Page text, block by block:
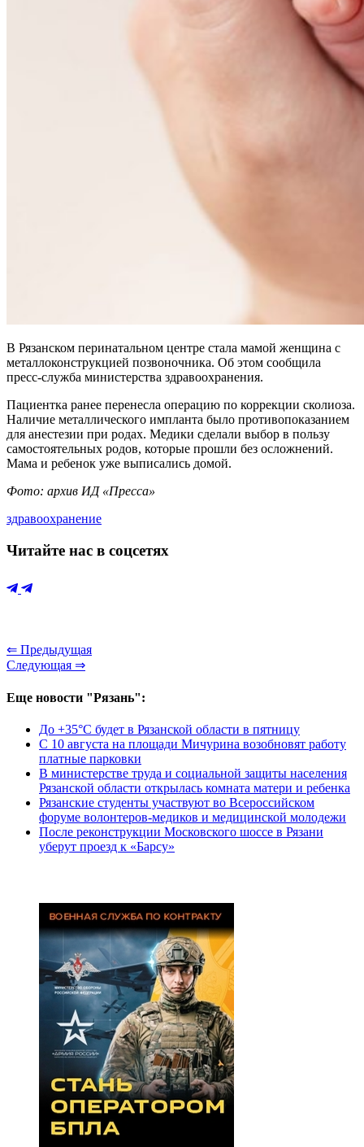
В Рязанском перинатальном центре стала мамой женщина с
металлоконструкцией позвоночника. Об этом сообщила
пресс-служба министерства здравоохранения.
Пациентка ранее перенесла операцию по коррекции сколиоза.
Наличие металлического импланта было противопоказанием
для анестезии при родах. Медики сделали выбор в пользу
самостоятельных родов, которые прошли без осложнений.
Мама и ребенок уже выписались домой.
Фото: архив ИД «Пресса»
здравоохранение
Читайте нас в соцсетях
⇐ Предыдущая
Следующая ⇒
Еще новости "Рязань":
До +35°С будет в Рязанской области в пятницу
С 10 августа на площади Мичурина возобновят работу
платные парковки
В министерстве труда и социальной защиты населения
Рязанской области открылась комната матери и ребенка
Рязанские студенты участвуют во Всероссийском
форуме волонтеров-медиков и медицинской молодежи
После реконструкции Московского шоссе в Рязани
уберут проезд к «Барсу»